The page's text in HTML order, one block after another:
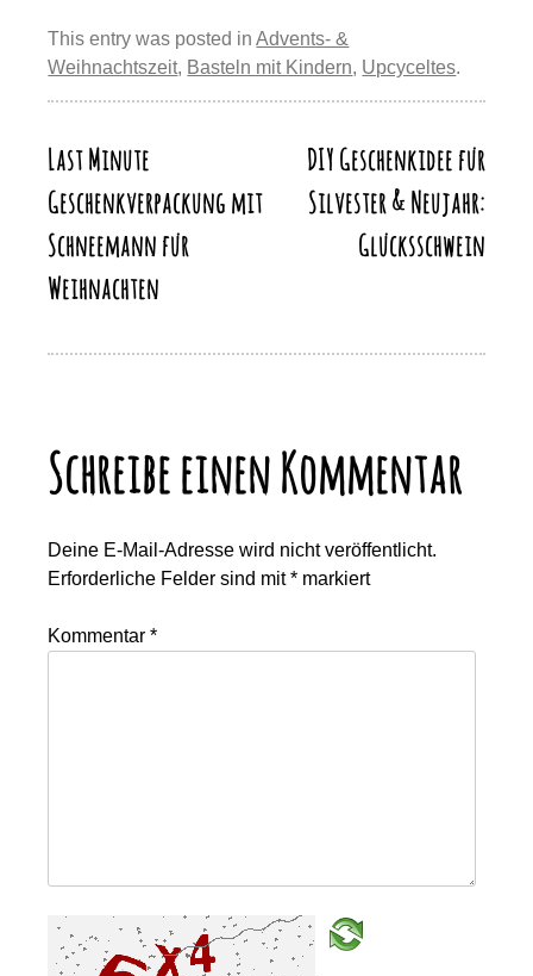
st
b
o
y
d
o
A
p
m
y
Li
k
n
This entry was posted inAdvents- &
Weihnachtszeit, Basteln mit Kindern, Upcyceltes.
Beitragsnavigation
Last Minute
Geschenkverpackung mit
Schneemann für
Weihnachten
DIY Geschenkidee für
Silvester & Neujahr:
Glücksschwein
Schreibe einen Kommentar
Deine E-Mail-Adresse wird nicht veröffentlicht.
Erforderliche Felder sind mit* markiert
Kommentar*